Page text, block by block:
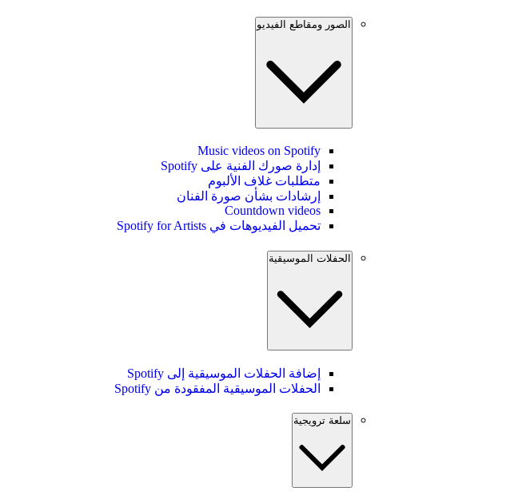
الصور ومقاطع الفيديو
Music videos on Spotify
إدارة صورك الفنية على Spotify
متطلبات غلاف الألبوم
إرشادات بشأن صورة الفنان
Countdown videos
تحميل الفيديوهات في Spotify for Artists
الحفلات الموسيقية
إضافة الحفلات الموسيقية إلى Spotify
الحفلات الموسيقية المفقودة من Spotify
سلعة ترويجية